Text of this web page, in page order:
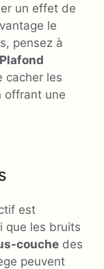
un effet de
le
pensez à
Plafond
cacher les
offrant une
est
que les bruits
couche des
peuvent